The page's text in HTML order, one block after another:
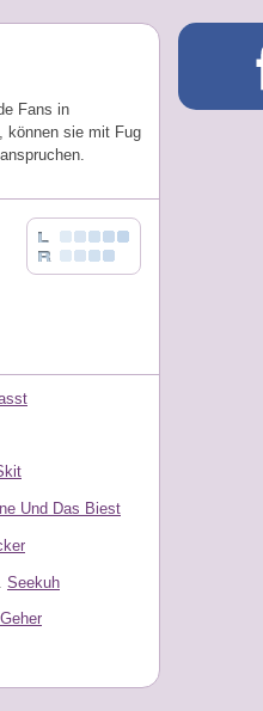
Fans in
können sie mit Fug
Und Das Biest
Seekuh